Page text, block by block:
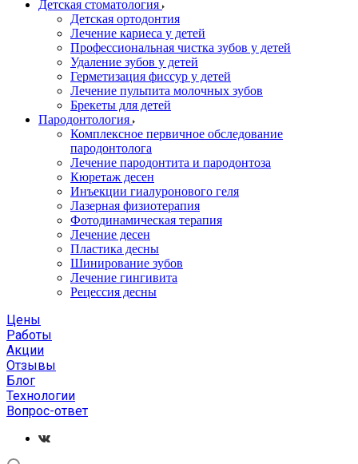
Детская стоматология
Детская ортодонтия
Лечение кариеса у детей
Профессиональная чистка зубов у детей
Удаление зубов у детей
Герметизация фиссур у детей
Лечение пульпита молочных зубов
Брекеты для детей
Пародонтология
Комплексное первичное обследование
пародонтолога
Лечение пародонтита и пародонтоза
Кюретаж десен
Инъекции гиалуронового геля
Лазерная физиотерапия
Фотодинамическая терапия
Лечение десен
Пластика десны
Шинирование зубов
Лечение гингивита
Рецессия десны
Цены
Работы
Акции
Отзывы
Блог
Технологии
Вопрос-ответ